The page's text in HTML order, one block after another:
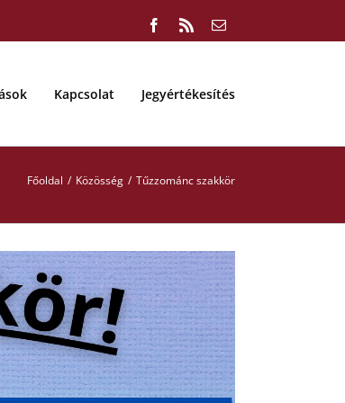
Facebook
Rss Email:
Kapcsolat Jegyértékesítés
Főoldal Közösség Tűzzománc szakkör